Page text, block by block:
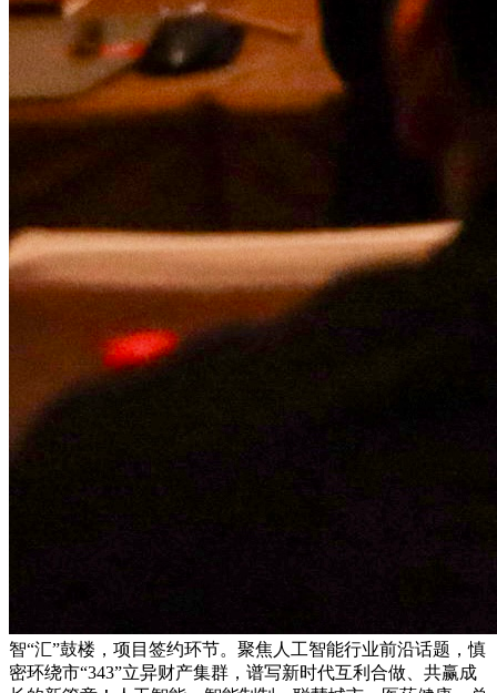
智“汇”鼓楼，项目签约环节。聚焦人工智能行业前沿话题，慎
密环绕市“343”立异财产集群，谱写新时代互利合做、共赢成